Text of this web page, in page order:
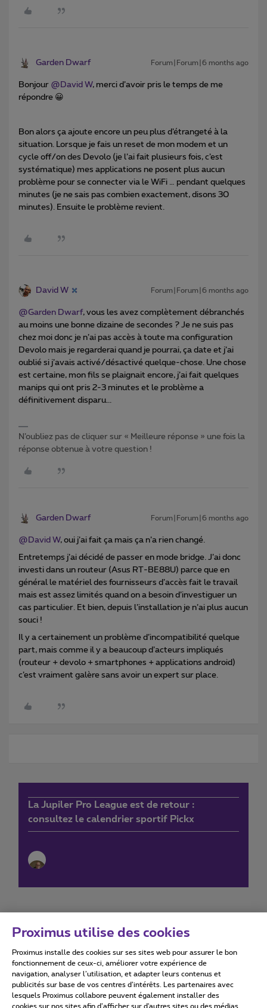
Garden Dwarf Forum|Forum|6 months ago
Bonjour ​ @David W, merci d’avoir pris le temps de me
répondre 😀
Bon alors ça ajoute encore un peu plus d’étrangeté à la
situation. Lorsque je fais un reset de mon modem et un
cycle off/on des Devolo (je l’ai fait plusieurs fois, c’est
systématique) mes applications ne posent plus aucun
problème pour se connecter via le WiFi … pendant quelques
minutes (je ne sais pas combien exactement, disons 30
minutes). Ensuite le problème revient.
David W Forum|Forum|6 months ago
@Garden Dwarf, vous les avez complètement débranchés
au moins une bonne dizaine de secondes ? Je ne suis pas
chez moi donc je n’ai pas accès à toute ma configuration
Devolo mais je regarderai quand je pourrai, ça date et j’ai
oublié si j’avais activé/désactivé quelque-chose. Une chose
est certaine, mon fils se plaignait encore, j’ai fait quelques
manips qui ont pris 2-3 minutes et le problème a
définitivement disparu...
N’oubliez pas de cliquer sur « Meilleure réponse » une fois la
réponse obtenue à votre question !
Garden Dwarf Forum|Forum|6 months ago
@David W, oui j’ai fait ça mais ça n’a rien changé.
Entretemps j’ai décidé de passer en mode bridge. J’ai donc
investi dans un routeur (Asus RT-BE88U) parce que en
général le matériel des fournisseurs d’accès fait le travail
mais est assez limités quand on a besoin d’investiguer un
cas particulier. Et bien, depuis l’installation je n’ai plus aucun
souci !
Il y a certainement un problème d’incompatibilité quelque
part, mais comme il y a beaucoup d’acteurs impliqués
(routeur + devolo + smartphones + applications android)
c’est vraiment galère sans avoir un expert sur place.
La Jupiler Pro League est de retour :
consultez le calendrier sportif Pickx
Conditions d'utilisation Accessibility statement
Proximus utilise des cookies
Proximus installe des cookies sur ses sites web pour assurer le bon
fonctionnement de ceux-ci, améliorer votre expérience de
navigation, analyser l’utilisation, et adapter leurs contenus et
publicités sur base de vos centres d’intérêts. Les partenaires avec
lesquels Proximus collabore peuvent également installer des
cookies sur nos sites afin d’afficher sur d'autres sites ou des médias